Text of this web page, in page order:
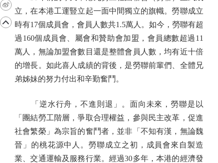
立，在本港工運豎立起一面中間獨立的旗幟。勞聯成立
時有17個成員會，會員人數共1.5萬人。如今，勞聯有超
過160個成員會、屬會和贊助會加盟，會員總數超過11
萬人，無論加盟會數目還是整體會員人數，均有近十倍
的增長。如此喜人成績的背後，是勞聯前輩們、全體兄
弟姊妹的努力付出和辛勤奮鬥。
「逆水行舟，不進則退」。面向未來，勞聯是以
「團結勞工階層，爭取合理權益，參與民主改革，促進
社會繁榮」為宗旨的奮鬥者，並非「不知有漢，無論魏
晉」的桃花源中人。勞聯成立之初，成員會來自製造
業、交通運輸及服務行業。經過30多年，本港的經濟發